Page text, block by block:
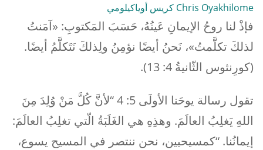
Chris Oyakhilome كريس أوياكيلومي
فإذْ لنا روحُ الإيمانِ عَينُهُ، حَسَبَ المَكتوبِ: «آمَنتُ
لذلكَ تكلَّمتُ»، نَحنُ أيضًا نؤمِنُ ولِذلكَ نَتَكلَّمُ أيضًا.
(كورِنثوس الثّانيةُ 4: 13).
تقول رسالة يوحَنا الأولَى 5: 4 “لأنَّ كُلَّ مَنْ وُلِدَ مِنَ
اللهِ يَغلِبُ العالَمَ. وهذِهِ هي الغَلَبَةُ الّتي تغلِبُ العالَمَ:
إيمانُنا. “كمسيحيين، نحن ننتصر في المسيح يسوع،